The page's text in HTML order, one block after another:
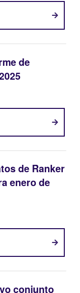
de
de Ranker
enero de
conjunto